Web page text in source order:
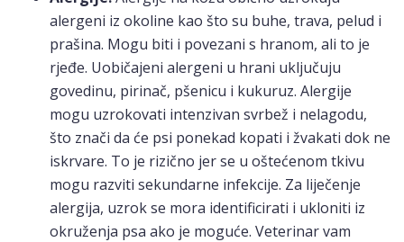
alergeni iz okoline kao što su buhe, trava, pelud i
prašina. Mogu biti i povezani s hranom, ali to je
rjeđe. Uobičajeni alergeni u hrani uključuju
govedinu, pirinač, pšenicu i kukuruz. Alergije
mogu uzrokovati intenzivan svrbež i nelagodu,
što znači da će psi ponekad kopati i žvakati dok ne
iskrvare. To je rizično jer se u oštećenom tkivu
mogu razviti sekundarne infekcije. Za liječenje
alergija, uzrok se mora identificirati i ukloniti iz
okruženja psa ako je moguće. Veterinar vam